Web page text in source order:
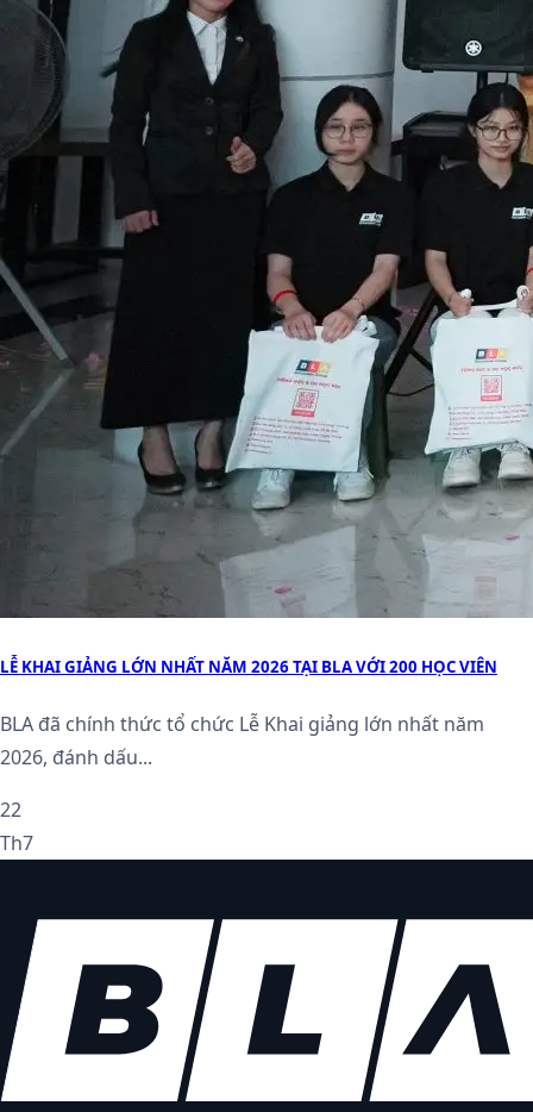
LỄ KHAI GIẢNG LỚN NHẤT NĂM 2026 TẠI BLA VỚI 200 HỌC VIÊN
BLA đã chính thức tổ chức Lễ Khai giảng lớn nhất năm
2026, đánh dấu...
22
Th7